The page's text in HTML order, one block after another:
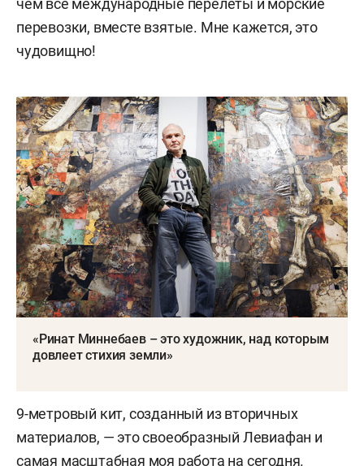
перевозки, вместе взятые. Мне кажется, это
чудовищно!
«Ринат Миннебаев – это художник, над которым
довлеет стихия земли»
9-метровый кит, созданный из вторичных
материалов, — это своеобразный Левиафан и
самая масштабная моя работа на сегодня.